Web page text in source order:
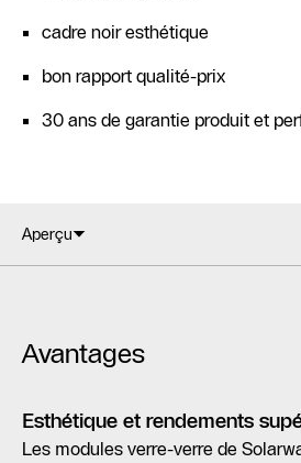
cadre noir esthétique
bon rapport qualité-prix
30 ans de garantie produit et
Aperçu
Avantages
Esthétique et rendements
Les modules verre-verre de